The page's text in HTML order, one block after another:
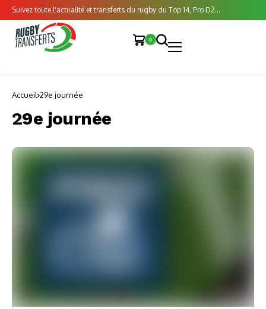
Suivez toute l'actualité et transferts du rugby du Top 14, Pro D2...
0
Accueil 29e journée
29e journée